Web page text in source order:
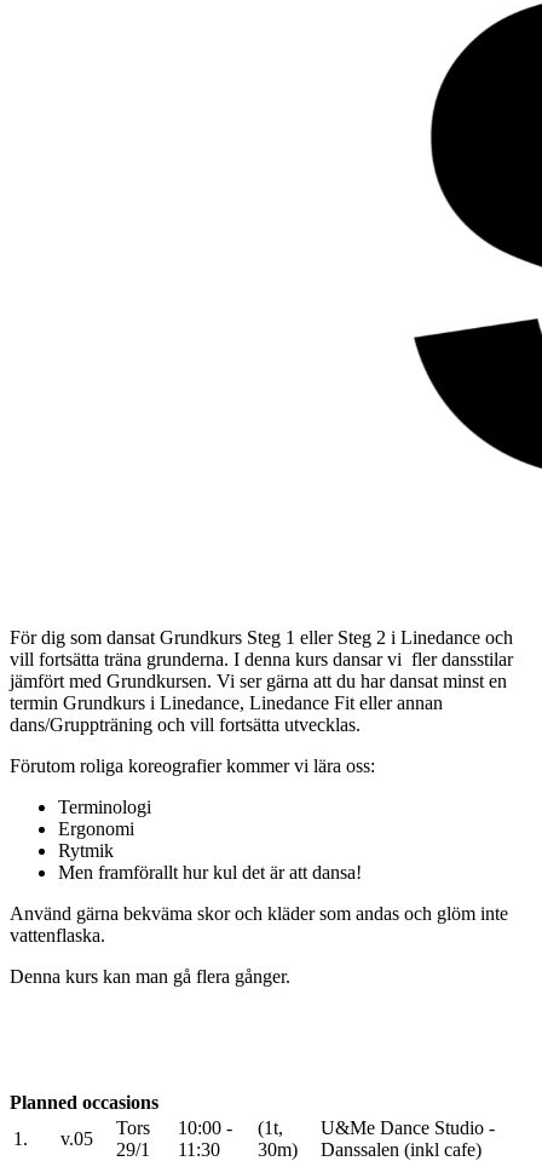
För dig som dansat Grundkurs Steg 1 eller Steg 2 i Linedance och
vill fortsätta träna grunderna. I denna kurs dansar vi fler dansstilar
jämfört med Grundkursen. Vi ser gärna att du har dansat minst en
termin Grundkurs i Linedance, Linedance Fit eller annan
dans/Gruppträning och vill fortsätta utvecklas.
Förutom roliga koreografier kommer vi lära oss:
Terminologi
Ergonomi
Rytmik
Men framförallt hur kul det är att dansa!
Använd gärna bekväma skor och kläder som andas och glöm inte
vattenflaska.
Denna kurs kan man gå flera gånger.
Planned occasions
1.
v.05
Tors
29/1
10:00 -
11:30
(1t,
30m)
U&Me Dance Studio -
Danssalen (inkl cafe)